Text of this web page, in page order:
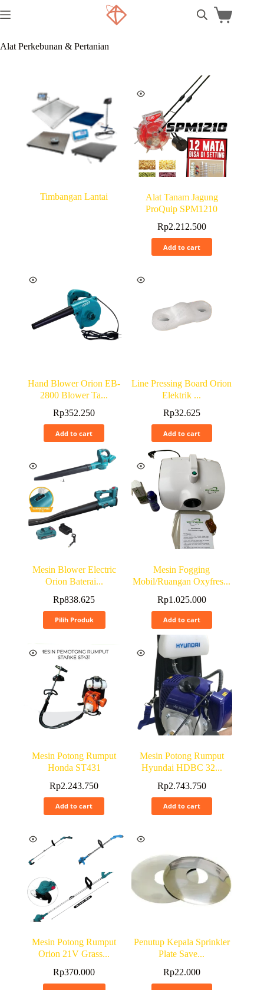
Alat Perkebunan & Pertanian
Timbangan Lantai
Alat Tanam Jagung
ProQuip SPM1210
Rp2.212.500
Add to cart
Hand Blower Orion EB-
2800 Blower Ta...
Rp352.250
Add to cart
Line Pressing Board Orion
Elektrik ...
Rp32.625
Add to cart
Mesin Blower Electric
Orion Baterai...
Rp838.625
Pilih Produk
Mesin Fogging
Mobil/Ruangan Oxyfres...
Rp1.025.000
Add to cart
Mesin Potong Rumput
Honda ST431
Rp2.243.750
Add to cart
Mesin Potong Rumput
Hyundai HDBC 32...
Rp2.743.750
Add to cart
Mesin Potong Rumput
Orion 21V Grass...
Rp370.000
Penutup Kepala Sprinkler
Plate Save...
Rp22.000